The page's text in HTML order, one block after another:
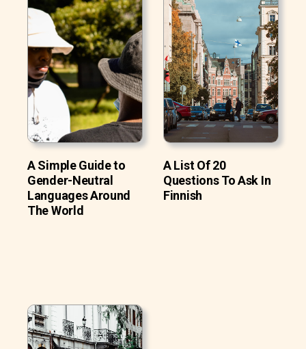
A Simple Guide to
Gender-Neutral
Languages Around
The World
A List Of 20
Questions To Ask In
Finnish